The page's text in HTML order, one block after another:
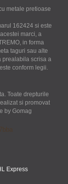
metale pretioase
162424 si este
marci, a
in forma
taguri sau alte
prealabila scrisa a
conform legii.
Toate drepturile
si promovat
by Gomag
Express